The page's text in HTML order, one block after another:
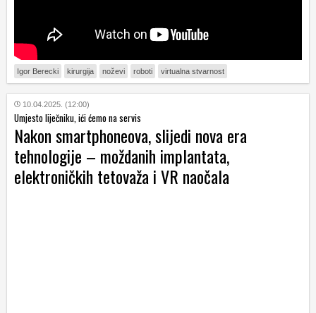
Igor Berecki kirurgija noževi roboti virtualna stvarnost
10.04.2025. (12:00)
Umjesto liječniku, ići ćemo na servis
Nakon smartphoneova, slijedi nova era
tehnologije – moždanih implantata,
elektroničkih tetovaža i VR naočala